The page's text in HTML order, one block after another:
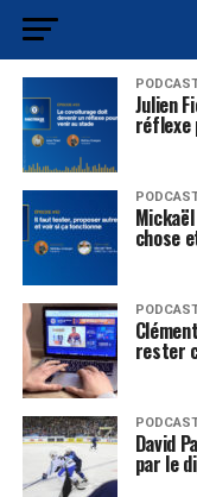
Julien
réflexe
chose
rester
David
par le